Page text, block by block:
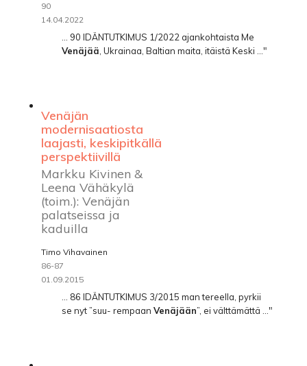
90
14.04.2022
... 90 IDÄNTUTKIMUS 1/2022 ajankohtaista Me
Venäjää , Ukrainaa, Baltian maita, itäistä Keski ..."
Venäjän
modernisaatiosta
laajasti, keskipitkällä
perspektiivillä
Markku Kivinen &
Leena Vähäkylä
(toim.): Venäjän
palatseissa ja
kaduilla
Timo Vihavainen
86-87
01.09.2015
... 86 IDÄNTUTKIMUS 3/2015 man tereella, pyrkii
se nyt ”suu- rempaan Venäjään”, ei välttämättä ..."